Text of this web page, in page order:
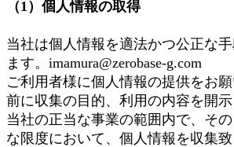
（1）個人情報の取得
当社は個人情報を適法かつ公正な
ます。imamura@zerobase-g.com
ご利用者様に個人情報の提供をお
前に収集の目的、利用の内容を開示
当社の正当な事業の範囲内で、そ
な限度において、個人情報を収集致